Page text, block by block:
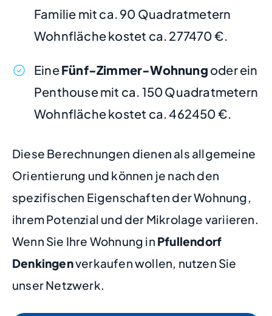
Familie mit ca. 90 Quadratmetern
Wohnfläche kostet ca. 277470 €.
EineFünf-Zimmer-Wohnung oder ein
Penthouse mit ca. 150 Quadratmetern
Wohnfläche kostet ca. 462450 €.
Diese Berechnungen dienen als allgemeine
Orientierung und können je nach den
spezifischen Eigenschaften der Wohnung,
ihrem Potenzial und der Mikrolage variieren.
Wenn Sie Ihre Wohnung in Pfullendorf
Denkingenverkaufen wollen, nutzen Sie
unser Netzwerk.